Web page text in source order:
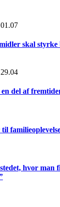
01.07
skal styrke
29.04
del af
hvor man